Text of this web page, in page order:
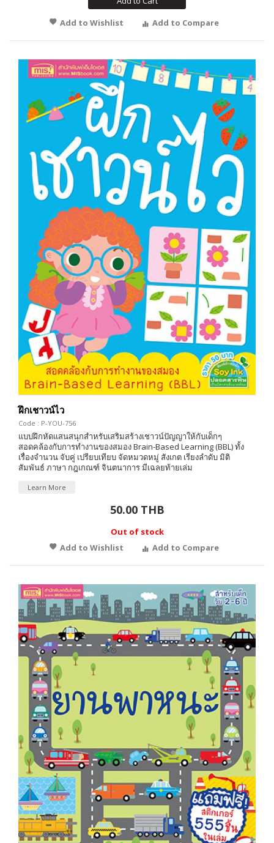
Add to Wishlist
Add to Compare
ฝึกเชาวน์ไว
Code : P-YOU-756
แบบฝึกหัดแสนสนุกสำหรับเสริมสร้างเชาวน์ปัญญาให้กับเด็กๆ
สอดคล้องกับการทำงานของสมอง Brain-Based Learning (BBL) ทั้ง
เรื่องจำนวน จับคู่ เปรียบเทียบ จัดหมวดหมู่ สังเกต เรียงลำดับ มิติ
สัมพันธ์ ภาษา กฎเกณฑ์ จินตนาการ มีเฉลยท้ายเล่ม
Learn More
50.00 THB
Out of stock
Add to Wishlist
Add to Compare